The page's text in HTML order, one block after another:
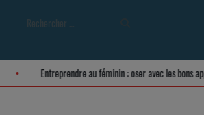
Entreprendre au féminin : oser avec les